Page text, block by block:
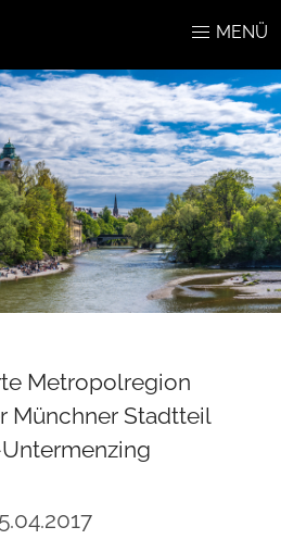
MENÜ
Metropolregion
Münchner Stadtteil